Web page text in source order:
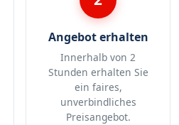
Angebot erhalten
Innerhalb von 2
Stunden erhalten Sie
ein faires,
unverbindliches
Preisangebot.